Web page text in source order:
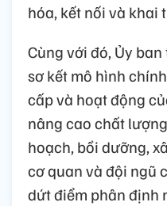
hóa, kết nối và khai
Cùng với đó, Ủy
sơ kết mô hình
cấp và hoạt động
nâng cao chất
hoạch, bồi dưỡng,
cơ quan và đội ngũ
dứt điểm phân định